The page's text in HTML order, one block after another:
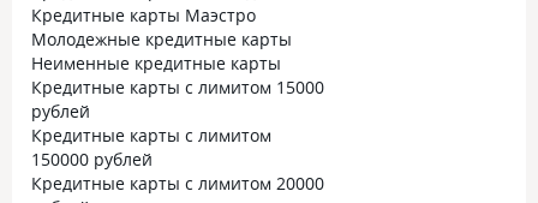
Кредитные карты Маэстро
Молодежные кредитные карты
Неименные кредитные карты
Кредитные карты с лимитом 15000
рублей
Кредитные карты с лимитом
150000 рублей
Кредитные карты с лимитом 20000